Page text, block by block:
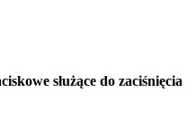
służące do zaciśnięcia